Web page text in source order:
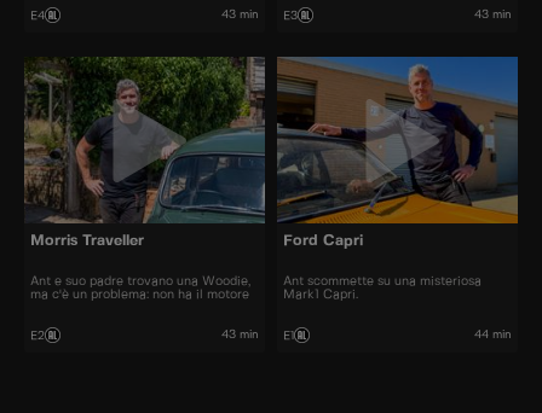
E4 43 min E3 43 min
Morris Traveller
Ant e suo padre trovano una Woodie,
ma c'è un problema: non ha il motore
E2 43 min
Ford Capri
Ant scommette su una misteriosa
Mark1 Capri.
E1 44 min